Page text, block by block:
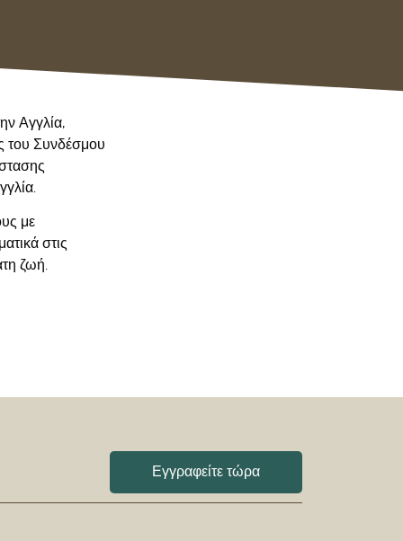
Αγγλία,
του Συνδέσμου
με
στις
ζωή.
Εγγραφείτε τώρα